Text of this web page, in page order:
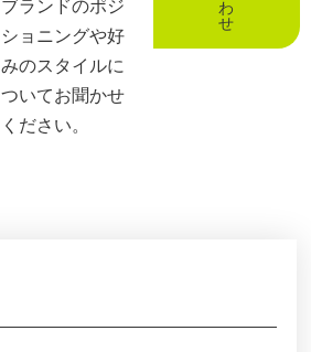
ブランドのポジ
ショニングや好
みのスタイルに
ついてお聞かせ
ください。
わ
せ